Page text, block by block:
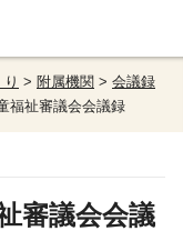
> 附属機関 > 会議録
福祉審議会会議録
審議会会議